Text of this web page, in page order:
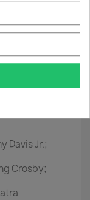
Bing Crosby;
Sinatra
- Dean
Davis Jr.;
Crosby;